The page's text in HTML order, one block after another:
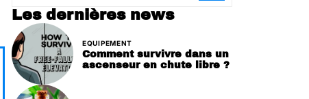
Les dernières news
EQUIPEMENT
Comment survivre dans un
ascenseur en chute libre ?